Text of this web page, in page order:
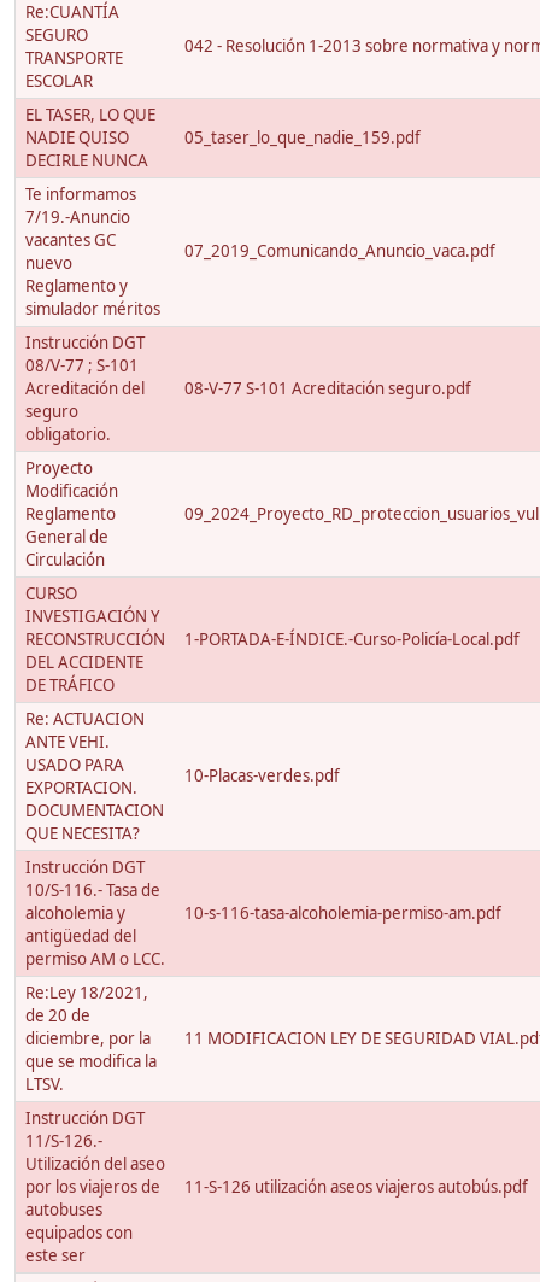
Re:CUANTÍA
SEGURO
TRANSPORTE
ESCOLAR
042 - Resolución 1-2013 sobre normativa y
EL TASER, LO QUE
NADIE QUISO
DECIRLE NUNCA
05_taser_lo_que_nadie_159.pdf
Te informamos
7/19.-Anuncio
vacantes GC
nuevo
Reglamento y
simulador méritos
07_2019_Comunicando_Anuncio_vaca.pdf
Instrucción DGT
08/V-77 ; S-101
Acreditación del
seguro
obligatorio.
08-V-77 S-101 Acreditación seguro.pdf
Proyecto
Modificación
Reglamento
General de
Circulación
CURSO
INVESTIGACIÓN Y
RECONSTRUCCIÓN
DEL ACCIDENTE
DE TRÁFICO
1-PORTADA-E-ÍNDICE.-Curso-Policía-Local.pdf
Re: ACTUACION
ANTE VEHI.
USADO PARA
EXPORTACION.
DOCUMENTACION
QUE NECESITA?
10-Placas-verdes.pdf
Instrucción DGT
10/S-116.- Tasa de
alcoholemia y
antigüedad del
permiso AM o LCC.
10-s-116-tasa-alcoholemia-permiso-am.pdf
Re:Ley 18/2021,
de 20 de
diciembre, por la
que se modifica la
LTSV.
11 MODIFICACION LEY DE SEGURIDAD
Instrucción DGT
11/S-126.-
Utilización del aseo
por los viajeros de
autobuses
equipados con
este ser
11-S-126 utilización aseos viajeros autobús.pdf